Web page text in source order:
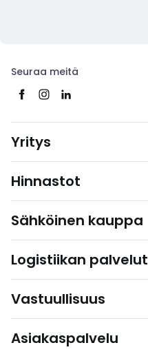
Seuraa meitä
Yritys
Hinnastot
Sähköinen kauppa
Logistiikan palvelut
Vastuullisuus
Asiakaspalvelu